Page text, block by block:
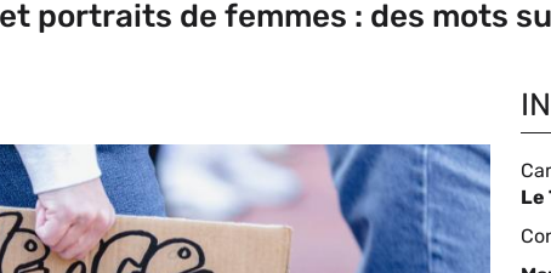
portraits de femmes : des mots
de
Le